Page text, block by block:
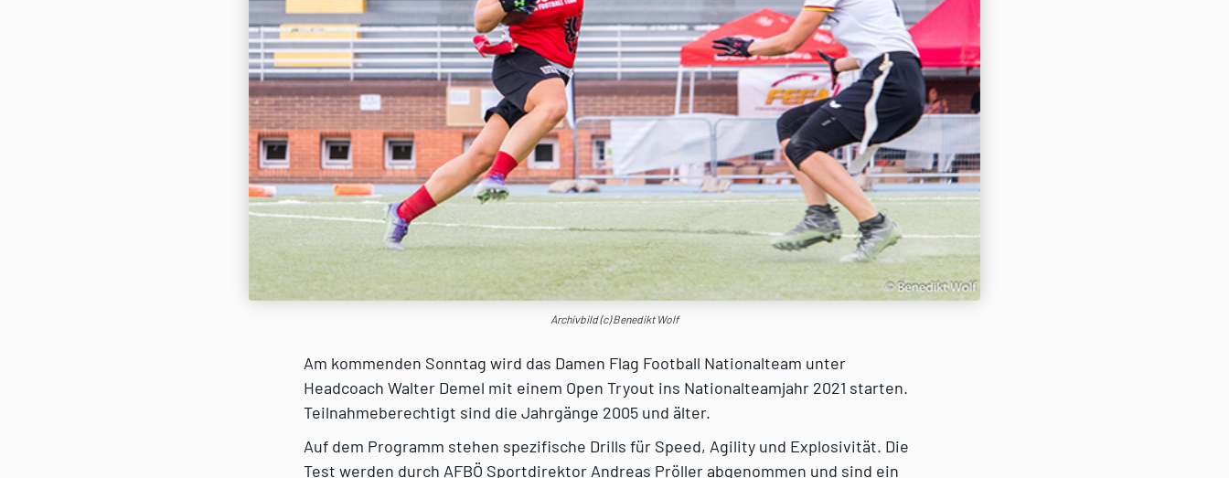
Archivbild (c) Benedikt Wolf
Am kommenden Sonntag wird das Damen Flag Football Nationalteam unter
Headcoach Walter Demel mit einem Open Tryout ins Nationalteamjahr 2021 starten.
Teilnahmeberechtigt sind die Jahrgänge 2005 und älter.
Auf dem Programm stehen spezifische Drills für Speed, Agility und Explosivität. Die
Test werden durch AFBÖ Sportdirektor Andreas Pröller abgenommen und sind ein